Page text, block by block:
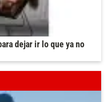
dejar ir lo que ya no